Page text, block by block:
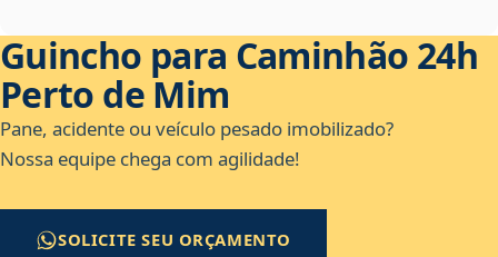
Guincho para Caminhão 24h
Perto de Mim
Pane, acidente ou veículo pesado imobilizado?
Nossa equipe chega com agilidade!
SOLICITE SEU ORÇAMENTO